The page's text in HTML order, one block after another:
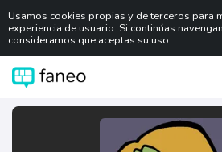
Usamos cookies propias y de terceros para
experiencia de usuario. Si continúas
consideramos que aceptas su uso.